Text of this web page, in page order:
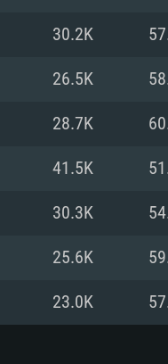
메
그
버전
네
여
픽 드라
이버를
해상도
메
그
와
지
30.2K
26.5K
28.7K
41.5K
30.3K
25.6K
23.0K